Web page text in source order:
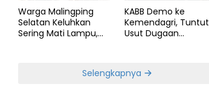
Warga Malingping
Selatan Keluhkan
Sering Mati Lampu,
KABB Demo ke
Kemendagri, Tuntut
Usut Dugaan
Selengkapnya